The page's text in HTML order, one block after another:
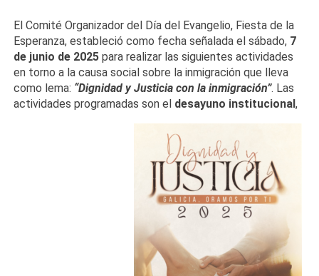
El Comité Organizador del Día del Evangelio, Fiesta de la
Esperanza, estableció como fecha señalada el sábado, 7
de junio de 2025 para realizar las siguientes actividades
en torno a la causa social sobre la inmigración que lleva
como lema: “Dignidad y Justicia con la inmigración”. Las
actividades programadas son el desayuno institucional,